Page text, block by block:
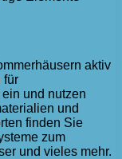
aktiv
für
und nutzen
und
finden Sie
zum
und vieles mehr.